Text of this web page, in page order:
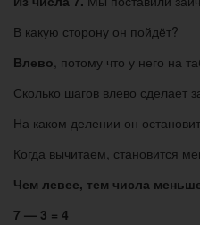
В какую сторону он пойдёт?
Влево, потому что у него на
Сколько шагов влево сделает
На каком делении он
Когда вычитаем, становится
Чем левее, тем числа
7 — 3 = 4